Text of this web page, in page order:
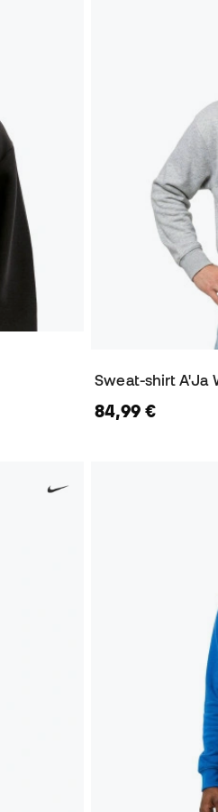
Sweat-shirt A'Ja
84,99 €